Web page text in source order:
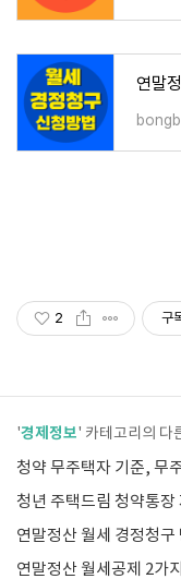
연말
2 구
'경제정보' 카테고리의 다
연말정산 월세 경정청구
연말정산 월세공제 2가